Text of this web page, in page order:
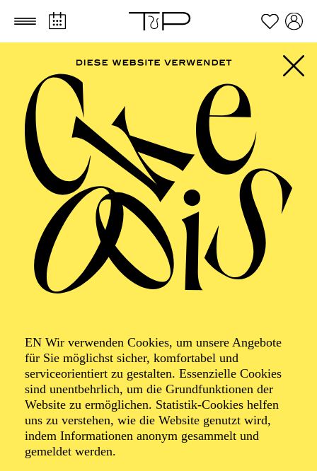
Zum Hauptinhalt springen Zum Footer springen
EN Wir verwenden Cookies, um unsere Angebote
für Sie möglichst sicher, komfortabel und
serviceorientiert zu gestalten. Essenzielle Cookies
sind unentbehrlich, um die Grundfunktionen der
Website zu ermöglichen. Statistik-Cookies helfen
uns zu verstehen, wie die Website genutzt wird,
indem Informationen anonym gesammelt und
gemeldet werden.
FILTER
SEPTEMBER 2026
PHILHARMONIE ESSEN
Friday
04.09.2026
20:00 - 23:00
Alfried Krupp Saal
Organiser: Theater-, Konzert- u. Gastspieldirektion OTTO
HOFNER GMBH
TICKETS
55,20 52,70€
EN: SCHAUSPIEL ESSEN